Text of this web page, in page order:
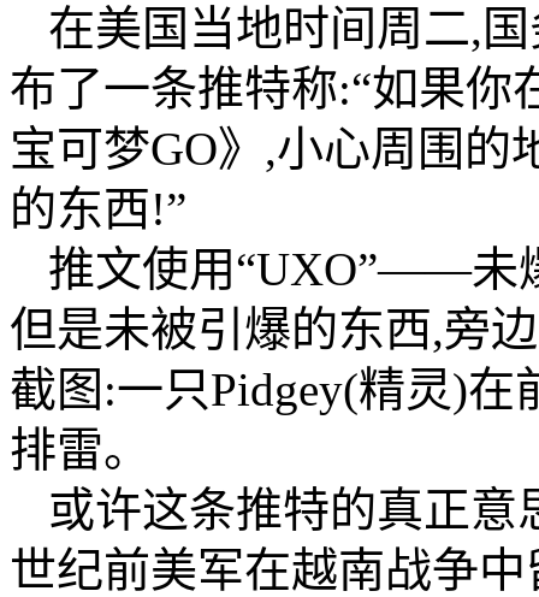
在美国当地时间周二,
布了一条推特称:“如果你
宝可梦GO》,小心周围的
的东西!”
推文使用“UXO”——未
但是未被引爆的东西,旁
截图:一只Pidgey(精灵)
排雷。
或许这条推特的真正
世纪前美军在越南战争